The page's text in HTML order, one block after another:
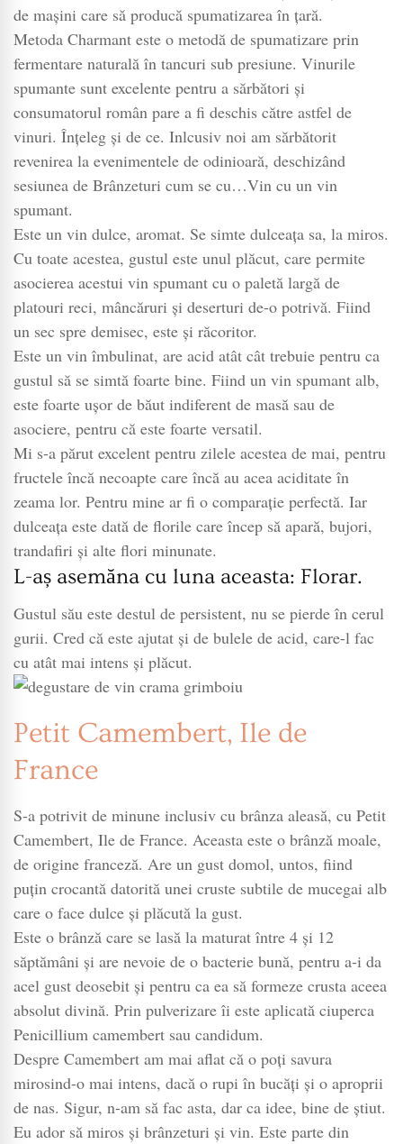
de mașini care să producă spumatizarea în țară.
Metoda Charmant este o metodă de spumatizare prin
fermentare naturală în tancuri sub presiune. Vinurile
spumante sunt excelente pentru a sărbători și
consumatorul român pare a fi deschis către astfel de
vinuri. Înțeleg și de ce. Inlcusiv noi am sărbătorit
revenirea la evenimentele de odinioară, deschizând
sesiunea de Brânzeturi cum se cu…Vin cu un vin
spumant.
Este un vin dulce, aromat. Se simte dulceața sa, la miros.
Cu toate acestea, gustul este unul plăcut, care permite
asocierea acestui vin spumant cu o paletă largă de
platouri reci, mâncăruri și deserturi de-o potrivă. Fiind
un sec spre demisec, este și răcoritor.
Este un vin îmbulinat, are acid atât cât trebuie pentru ca
gustul să se simtă foarte bine. Fiind un vin spumant alb,
este foarte ușor de băut indiferent de masă sau de
asociere, pentru că este foarte versatil.
Mi s-a părut excelent pentru zilele acestea de mai, pentru
fructele încă necoapte care încă au acea aciditate în
zeama lor. Pentru mine ar fi o comparație perfectă. Iar
dulceața este dată de florile care încep să apară, bujori,
trandafiri și alte flori minunate.
L-aș asemăna cu luna aceasta: Florar.
Gustul său este destul de persistent, nu se pierde în cerul
gurii. Cred că este ajutat și de bulele de acid, care-l fac
cu atât mai intens și plăcut.
Petit Camembert, Ile de
France
S-a potrivit de minune inclusiv cu brânza aleasă, cu Petit
Camembert, Ile de France. Aceasta este o brânză moale,
de origine franceză. Are un gust domol, untos, fiind
puțin crocantă datorită unei cruste subtile de mucegai alb
care o face dulce și plăcută la gust.
Este o brânză care se lasă la maturat între 4 și 12
săptămâni și are nevoie de o bacterie bună, pentru a-i da
acel gust deosebit și pentru ca ea să formeze crusta aceea
absolut divină. Prin pulverizare îi este aplicată ciuperca
Penicillium camembert sau candidum.
Despre Camembert am mai aflat că o poți savura
mirosind-o mai intens, dacă o rupi în bucăți și o aproprii
de nas. Sigur, n-am să fac asta, dar ca idee, bine de știut.
Eu ador să miros și brânzeturi și vin. Este parte din